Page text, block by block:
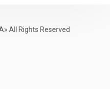
All Rights Reserved